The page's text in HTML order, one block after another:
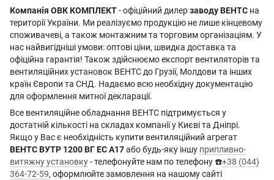
Компанія ОВК КОМПЛЕКТ- офіційний дилерзаводу ВЕНТС на
території України. Ми реалізуємо продукцію не лише кінцевому
споживачеві, а також монтажним та торговим організаціям. У
нас найвигідніші умови: оптові ціни, швидка доставка та
офіційна гарантія! Також здійснюємо експорт вентиляторів та
вентиляційних установок ВЕНТС до Грузії, Молдови та інших
країн Європи та СНД. Надаємо всю необхідну документацію
для оформлення митної декларації.
Все вентиляційне обладнання ВЕНТС підтримується у
достатній кількості на складах компанії у Києві та Дніпрі.
Якщо у Вас є необхідність купити вентиляційний агрегат
ВЕНТС ВУТР 1200 ВГ ЕС А17або будь-яку іншу припливно-
витяжну установку- телефонуйте нам по телефону ☎️+38 (044)
364-72-59, оформлюйте замовлення на нашому сайті